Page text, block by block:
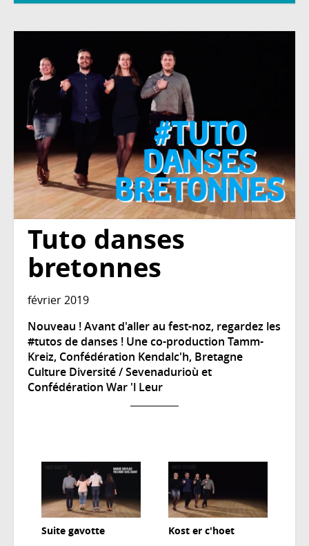
Tuto danses
bretonnes
février 2019
Nouveau ! Avant d'aller au fest-noz, regardez les
#tutos de danses ! Une co-production Tamm-
Kreiz, Confédération Kendalc'h, Bretagne
Culture Diversité / Sevenadurioù et
Confédération War 'l Leur
Suite gavotte Kost er c'hoet